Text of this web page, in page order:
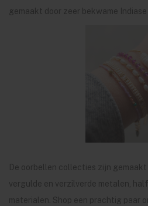
gemaakt door zeer bekwame
De oorbellen collecties zijn
vergulde en verzilverde metalen,
materialen. Shop een prachtig paar